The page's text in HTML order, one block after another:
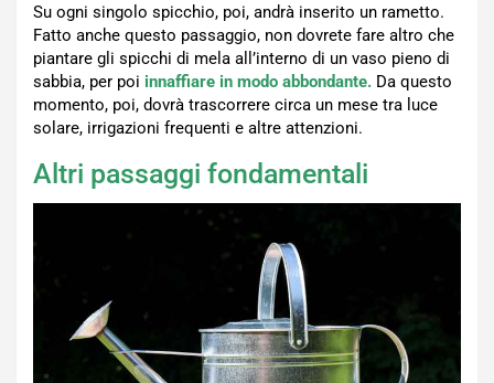
Su ogni singolo spicchio, poi, andrà inserito un rametto.
Fatto anche questo passaggio, non dovrete fare altro che
piantare gli spicchi di mela all’interno di un vaso pieno di
sabbia, per poi innaffiare in modo abbondante. Da questo
momento, poi, dovrà trascorrere circa un mese tra luce
solare, irrigazioni frequenti e altre attenzioni.
Altri passaggi fondamentali